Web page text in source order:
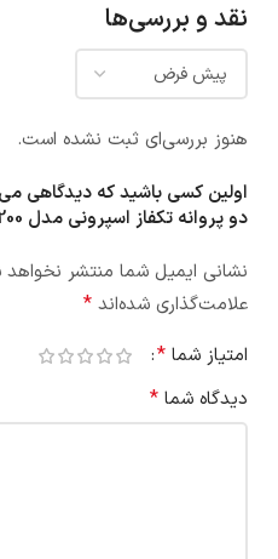
نقد و بررسی‌ها
هنوز بررسی‌ای ثبت نشده است.
اولین کسی باشید که دیدگاهی
دو پروانه تکفاز اسپرونی مدل NBM200”
نشانی ایمیل شما منتشر
علامت‌گذاری شده‌اند *
امتیاز شما *
دیدگاه شما *